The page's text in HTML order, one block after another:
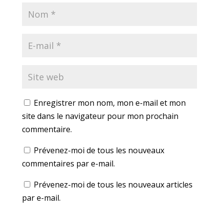
Enregistrer mon nom, mon e-mail et mon
site dans le navigateur pour mon prochain
commentaire.
Prévenez-moi de tous les nouveaux
commentaires par e-mail.
Prévenez-moi de tous les nouveaux articles
par e-mail.